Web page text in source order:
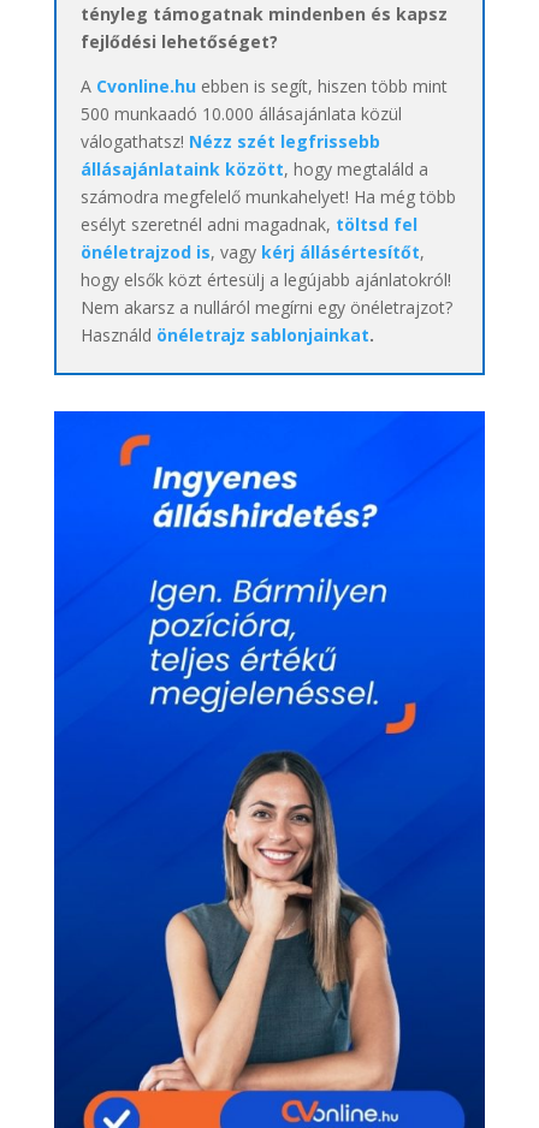
tényleg támogatnak mindenben és kapsz
fejlődési lehetőséget?
A Cvonline.huebben is segít, hiszen több mint
500 munkaadó 10.000 állásajánlata közül
válogathatsz! Nézz szét legfrissebb
állásajánlataink között, hogy megtaláld a
számodra megfelelő munkahelyet! Ha még több
esélyt szeretnél adni magadnak, töltsd fel
önéletrajzod is, vagy kérj állásértesítőt,
hogy elsők közt értesülj a legújabb ajánlatokról!
Nem akarsz a nulláról megírni egy önéletrajzot?
Használd önéletrajz sablonjainkat.